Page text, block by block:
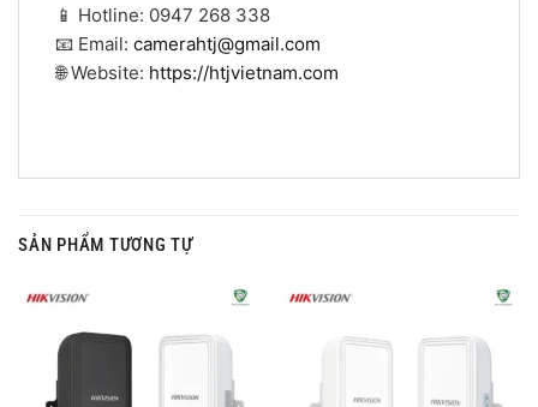
📱 Hotline: 0947 268 338
📧 Email: camerahtj@gmail.com
🌐 Website: https://htjvietnam.com
SẢN PHẨM TƯƠNG TỰ